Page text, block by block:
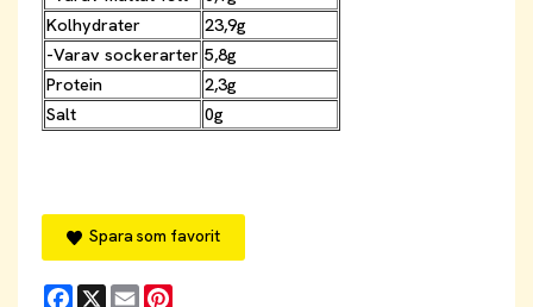
Kolhydrater
23,9g
-Varav sockerarter 5,8g
Protein
2,3g
Salt
0g
Spara som favorit
Facebook
X Email